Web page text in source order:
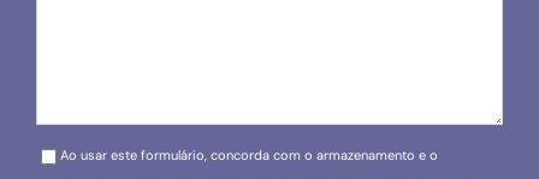
Please leave this field empty.
Ao usar este formulário, concorda com o armazenamento e o